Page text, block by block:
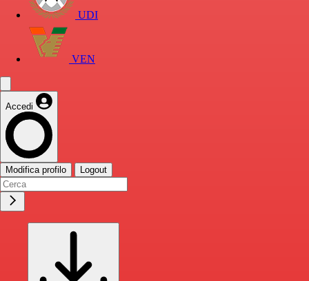
UDI
VEN
Accedi
Modifica profilo Logout